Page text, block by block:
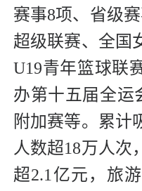
赛事8项、省级
超级联赛、全国
U19青年篮球联
办第十五届全运
附加赛等。累计
人数超18万人次
超2.1亿元，旅